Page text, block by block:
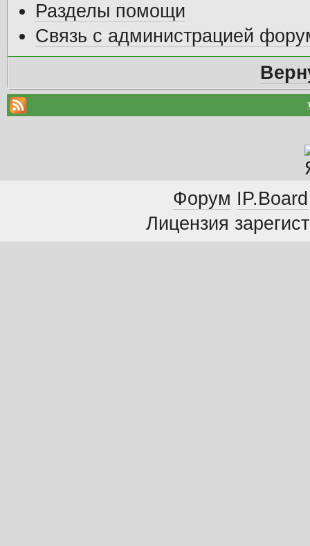
Разделы помощи
Связь с администрацией
Форум IP.Board
Лицензия